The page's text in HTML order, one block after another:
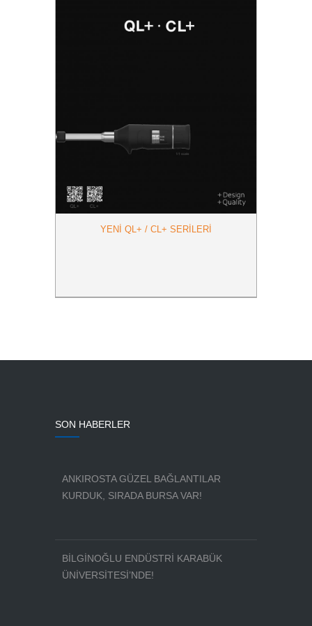
YENI QL+ / CL+ SERILERI
SON HABERLER
ANKIROSTA GÜZEL BAĞLANTILAR
KURDUK, SIRADA BURSA VAR!
BİLGİNOĞLU ENDÜSTRİ KARABÜK
ÜNİVERSİTESİ’NDE!